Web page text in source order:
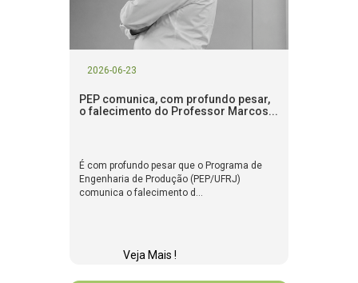
2026-06-23
PEP comunica, com profundo pesar,
o falecimento do Professor Marcos...
É com profundo pesar que o Programa de
Engenharia de Produção (PEP/UFRJ)
comunica o falecimento d...
Veja Mais !